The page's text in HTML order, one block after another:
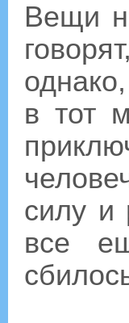
Вещи
в тот
силу и
все